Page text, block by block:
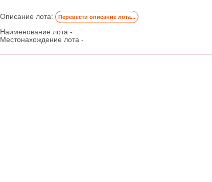
Описание лота: Перевести описание лота...
Наименование лота -
Местонахождение лота -